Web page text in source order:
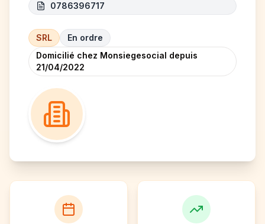
0786396717
SRL
En ordre
Domicilié chez Monsiegesocial depuis
21/04/2022